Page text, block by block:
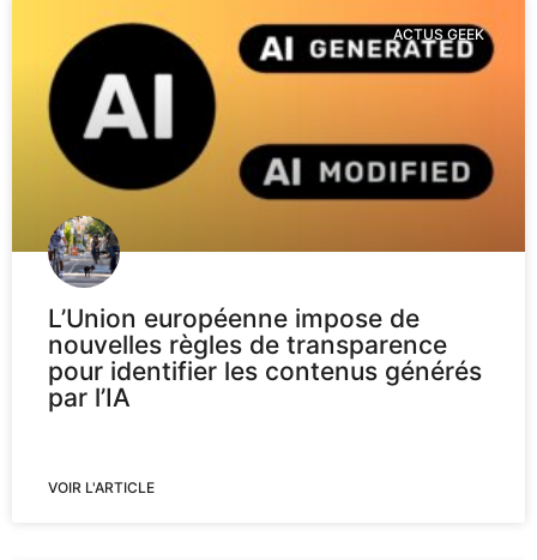
ACTUS GEEK
L’Union européenne impose de
nouvelles règles de transparence
pour identifier les contenus générés
par l’IA
VOIR L'ARTICLE